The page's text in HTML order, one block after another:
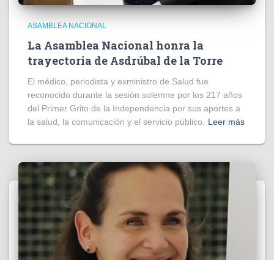
ASAMBLEA NACIONAL
La Asamblea Nacional honra la
trayectoria de Asdrúbal de la Torre
El médico, periodista y exministro de Salud fue
reconocido durante la sesión solemne por los 217 años
del Primer Grito de la Independencia por sus aportes a
la salud, la comunicación y el servicio público.
Leer más